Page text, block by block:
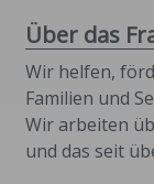
Über das
Wir helfen,
Familien und
Wir arbeiten
und das seit